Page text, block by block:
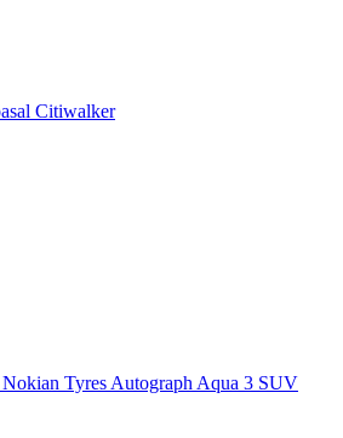
Citiwalker
Tyres Autograph Aqua 3 SUV